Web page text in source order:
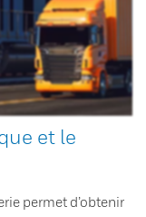
et le
permet d’obtenir